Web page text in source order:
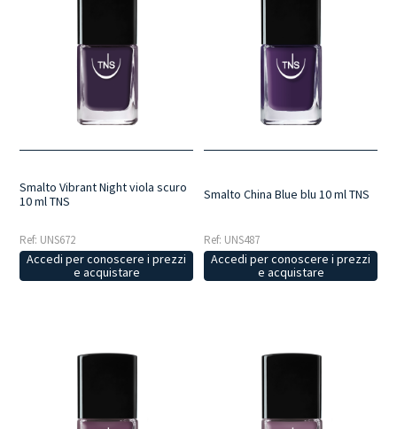
Smalto Vibrant Night viola scuro
10 ml TNS
Ref: UNS672
Accedi per conoscere i prezzi
e acquistare
Smalto China Blue blu 10 ml TNS
Ref: UNS487
Accedi per conoscere i prezzi
e acquistare